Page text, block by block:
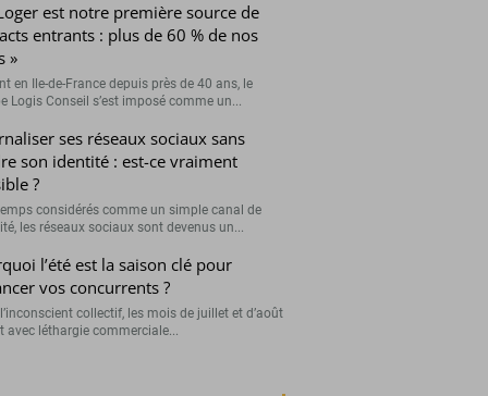
est notre première source de
entrants : plus de 60 % de nos
»
en Ile-de-France depuis près de 40 ans, le
Logis Conseil s’est imposé comme un...
ses réseaux sociaux sans
son identité : est-ce vraiment
?
considérés comme un simple canal de
les réseaux sociaux sont devenus un...
l’été est la saison clé pour
vos concurrents ?
collectif, les mois de juillet et d’août
avec léthargie commerciale...